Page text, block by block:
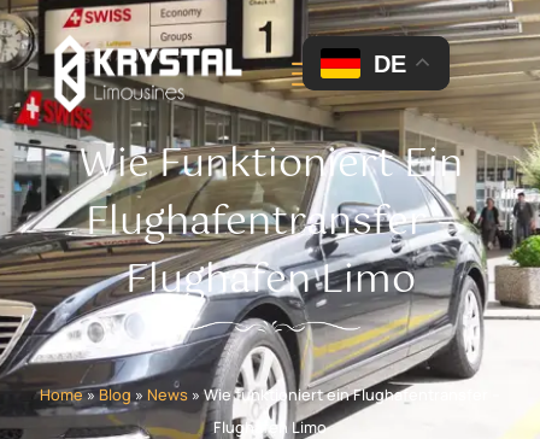
Wie Funktioniert Ein
Flughafentransfer –
Flughafen Limo
Home»Blog » News »Wie funktioniert ein Flughafentransfer –
Flughafen Limo
DE